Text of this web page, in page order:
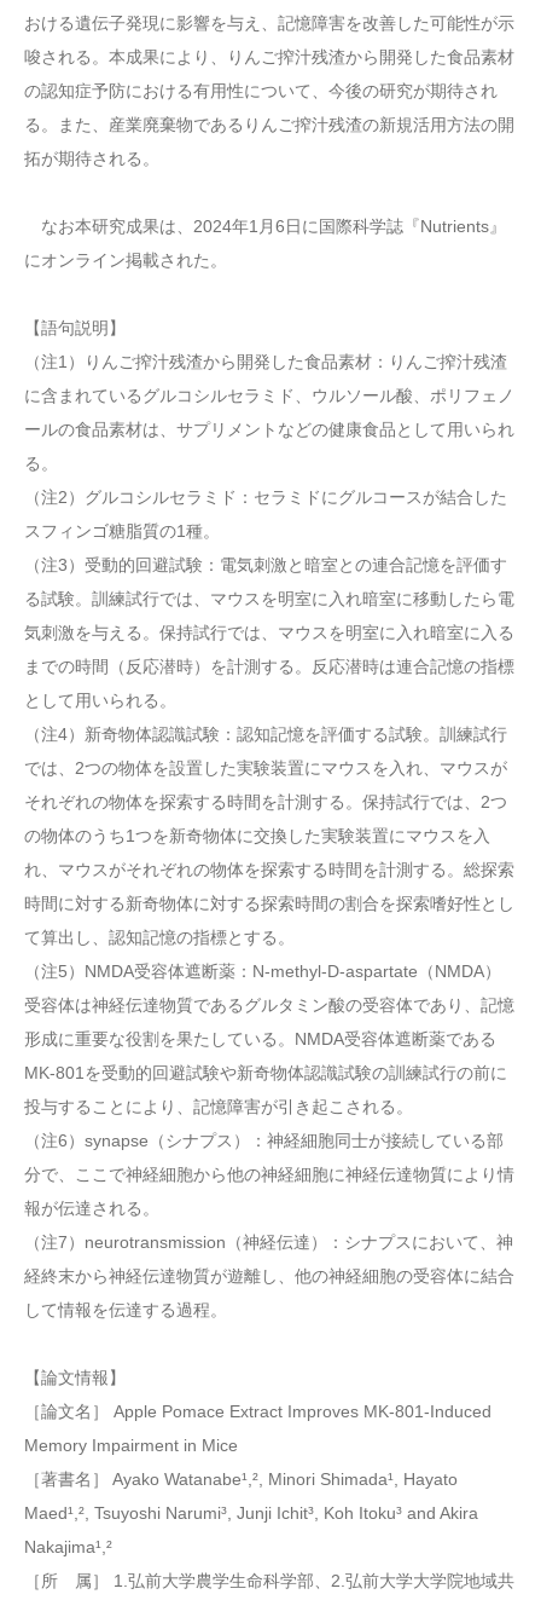
おける遺伝子発現に影響を与え、記憶障害を改善した可能性が示
唆される。本成果により、りんご搾汁残渣から開発した食品素材
の認知症予防における有用性について、今後の研究が期待され
る。また、産業廃棄物であるりんご搾汁残渣の新規活用方法の開
拓が期待される。
なお本研究成果は、2024年1月6日に国際科学誌『Nutrients』
にオンライン掲載された。
【語句説明】
（注1）りんご搾汁残渣から開発した食品素材：りんご搾汁残渣
に含まれているグルコシルセラミド、ウルソール酸、ポリフェノ
ールの食品素材は、サプリメントなどの健康食品として用いられ
る。
（注2）グルコシルセラミド：セラミドにグルコースが結合した
スフィンゴ糖脂質の1種。
（注3）受動的回避試験：電気刺激と暗室との連合記憶を評価す
る試験。訓練試行では、マウスを明室に入れ暗室に移動したら電
気刺激を与える。保持試行では、マウスを明室に入れ暗室に入る
までの時間（反応潜時）を計測する。反応潜時は連合記憶の指標
として用いられる。
（注4）新奇物体認識試験：認知記憶を評価する試験。訓練試行
では、2つの物体を設置した実験装置にマウスを入れ、マウスが
それぞれの物体を探索する時間を計測する。保持試行では、2つ
の物体のうち1つを新奇物体に交換した実験装置にマウスを入
れ、マウスがそれぞれの物体を探索する時間を計測する。総探索
時間に対する新奇物体に対する探索時間の割合を探索嗜好性とし
て算出し、認知記憶の指標とする。
（注5）NMDA受容体遮断薬：N-methyl-D-aspartate（NMDA）
受容体は神経伝達物質であるグルタミン酸の受容体であり、記憶
形成に重要な役割を果たしている。NMDA受容体遮断薬である
MK-801を受動的回避試験や新奇物体認識試験の訓練試行の前に
投与することにより、記憶障害が引き起こされる。
（注6）synapse（シナプス）：神経細胞同士が接続している部
分で、ここで神経細胞から他の神経細胞に神経伝達物質により情
報が伝達される。
（注7）neurotransmission（神経伝達）：シナプスにおいて、神
経終末から神経伝達物質が遊離し、他の神経細胞の受容体に結合
して情報を伝達する過程。
【論文情報】
［論⽂名］ Apple Pomace Extract Improves MK-801-Induced
Memory Impairment in Mice
［著書名］ Ayako Watanabe¹,², Minori Shimada¹, Hayato
Maed¹,², Tsuyoshi Narumi³, Junji Ichit³, Koh Itoku³ and Akira
Nakajima¹,²
［所 属］ 1.弘前大学農学生命科学部、2.弘前大学大学院地域共